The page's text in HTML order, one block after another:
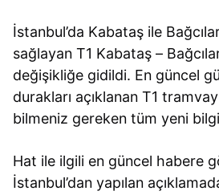
İstanbul’da Kabataş ile
sağlayan T1 Kabataş –
değişikliğe gidildi. En güncel
durakları açıklanan T1
bilmeniz gereken tüm yeni
Hat ile ilgili en güncel habere
İstanbul’dan yapılan